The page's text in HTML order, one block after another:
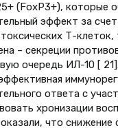
(FoxP3+), которые
эффект за
Т-клеток,
– секреции
очередь ИЛ-10 [
ответа с
хронизации
что снижение